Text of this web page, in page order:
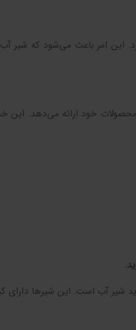
این امر باعث می‌شود که شیر
خود ارائه می‌دهد. این
شیر آب است. این شیرها دارای